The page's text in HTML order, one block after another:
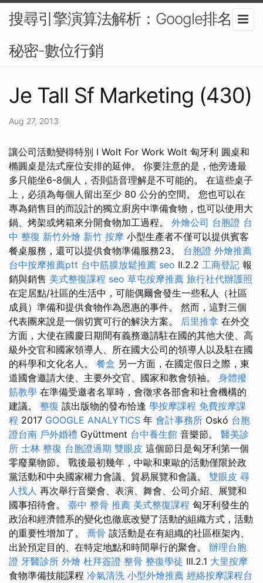
搜尋引擎演算法解析：Google排名的
秘密-數位行銷
Je Tall Sf Marketing (430)
Aug 27, 2013
讓公司活動變得特別 I Wolt For Work Wolt 匈牙利 圓桌和
橢圓桌是法式座位安排的延伸。 你要注意的是，他旁邊最
多只能坐6-8個人，否則語音理解是不可能的。 在這些桌子
上，必須為每個人留出至少 80 公分的空間。 您也可以在
專為銷售目的而設計的獨立廚房中準備食物，也可以使用大
鍋、烤架或烤箱來分開食物加工過程。 外燴公司 台胞證 台
中 整復 新竹外燴 新竹 按摩 小型生產者不僅可以提供賓客
餐桌服務，還可以提供食物準備服務23。 台胞證 外燴推薦
台中按摩推薦ptt 台中筋膜放鬆推薦 seo II.2.2 工商登記 報
銷與銷售 美式整復課程 seo 草屯按摩推薦 旅行社代辦護照
在定居點/社區的生活中，可能偶爾會發生一些私人（社區
成員）準備和提供食物作為恩惠的事件。 然而，這對三個
代表團來說是一個切實可行的解決方案。 后里推拿 在外交
方面，大使在國慶日期間有義務邀請駐在國的其他大使、高
級外交官和國家領導人、所在國大公司的領導人以及駐在國
的科學和文化名人。 餐盒 另一方面，在國定假日之際，東
道國會邀請大使、主要外交官、國家和教會領袖。 身體撥
筋教學 在準備受邀者名單時，會徵求各部會和社會機構的
建議。 整復 該出版物的發布恰逢 學按摩課程 免費按摩課
程 2017 GOOGLE ANALYTICS 年 會計事務所 Oskó 台胞
證台南 戶外婚禮 Gyüttment 台中養生館 音樂節。 醫美診
所 士林 整復 台胞證過期 雙眼皮 這個節日是匈牙利第一個
零廢棄物節。 戰後最初幾年，中歐和東歐的活動僅限於政
黨活動和中央國家權力會議、貿易展覽和會議。 雙眼皮 尋
人找人 再次舉行音樂會、表演、舞會、公司介紹、展覽和
國事招待會。 臺中 整骨 推薦 美式整復課程 匈牙利發生的
政治和經濟體系的變化也徹底改變了活動的組織方式，活動
的重要性增加了。 喬骨 該活動是在有組織的社區框架內、
出於預定目的、在特定地點和時間舉行的聚會。 辦理台胞
證 牙醫診所 外燴 杜拜簽證 整骨 整復學徒 III.2.1 大里按摩
食物準備技能課程 冷氣清洗 小型外燴推薦 經絡按摩課程台